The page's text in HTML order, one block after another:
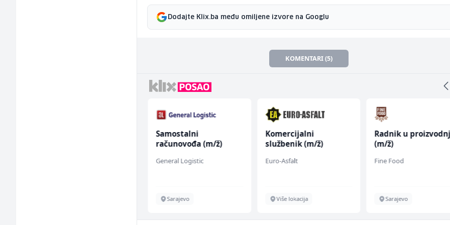
Dodajte Klix.ba među omiljene izvore na Googlu
KOMENTARI (5)
Samostalni
računovođa (m/ž)
General Logistic
Sarajevo
Komercijalni
službenik (m/ž)
Euro-Asfalt
Više lokacija
Radnik u
(m/ž)
Fine Food
Sarajevo